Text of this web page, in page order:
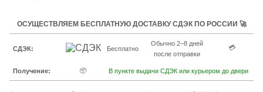
ОСУЩЕСТВЛЯЕМ БЕСПЛАТНУЮ ДОСТАВКУ СДЭК ПО РОССИИ 🚀
СДЭК: Бесплатно
Обычно 2–8 дней
после отправки
💳
Получение: 📦 В пункте выдачи СДЭК или курьером до двери